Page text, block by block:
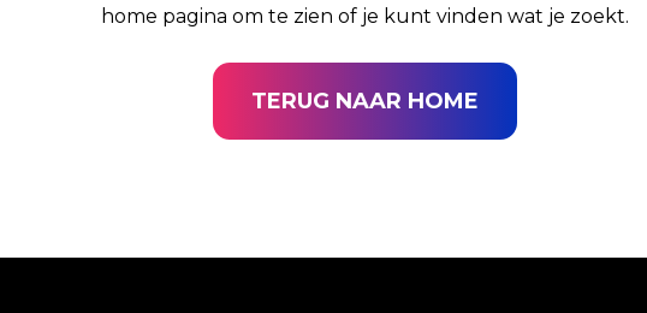
home pagina om te zien of je kunt vinden wat je zoekt.
TERUG NAAR HOME